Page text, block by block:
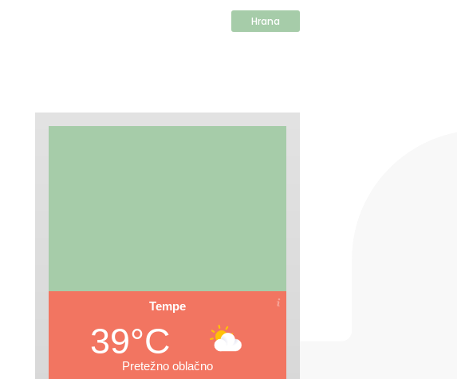
Hrana
Tempe
39°C
Pretežno oblačno